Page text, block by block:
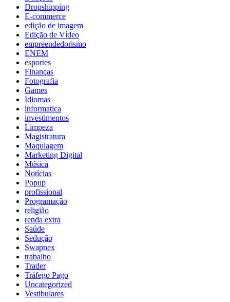
Dropshipping
E-commerce
edição de imagem
Edição de Vídeo
empreendedorismo
ENEM
esportes
Finanças
Fotografia
Games
Idiomas
informatica
investimentos
Limpeza
Magistratura
Maquiagem
Marketing Digital
Música
Notícias
Popup
profissional
Programação
religião
renda extra
Saúde
Sedução
Swapnex
trabalho
Trader
Tráfego Pago
Uncategorized
Vestibulares